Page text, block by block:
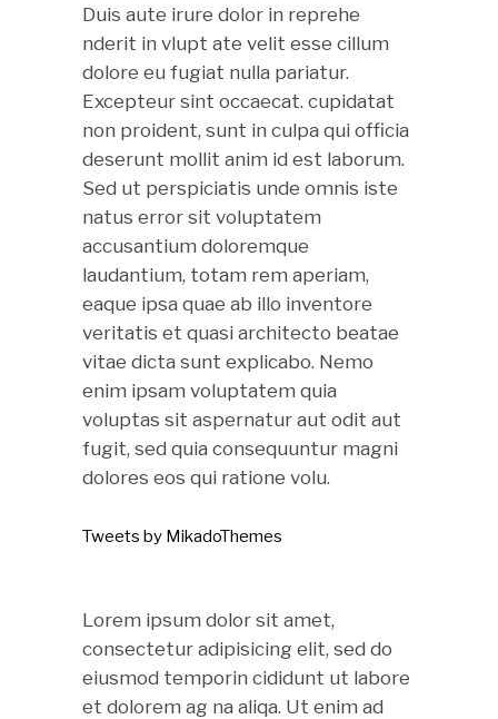
Duis aute irure dolor in reprehe
nderit in vlupt ate velit esse cillum
dolore eu fugiat nulla pariatur.
Excepteur sint occaecat. cupidatat
non proident, sunt in culpa qui officia
deserunt mollit anim id est laborum.
Sed ut perspiciatis unde omnis iste
natus error sit voluptatem
accusantium doloremque
laudantium, totam rem aperiam,
eaque ipsa quae ab illo inventore
veritatis et quasi architecto beatae
vitae dicta sunt explicabo. Nemo
enim ipsam voluptatem quia
voluptas sit aspernatur aut odit aut
fugit, sed quia consequuntur magni
dolores eos qui ratione volu.
Tweets by MikadoThemes
Lorem ipsum dolor sit amet,
consectetur adipisicing elit, sed do
eiusmod temporin cididunt ut labore
et dolorem ag na aliqa. Ut enim ad